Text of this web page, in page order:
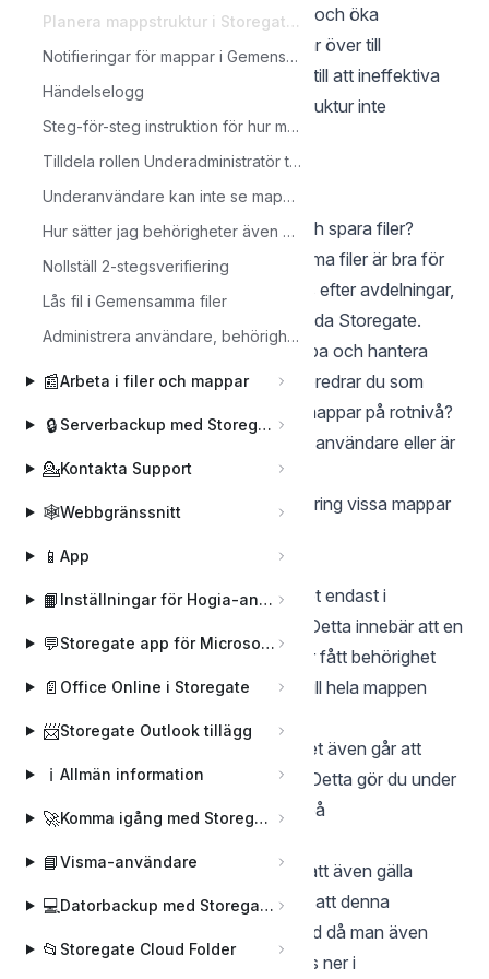
Planera mappstruktur i Storegate Multi
Notifieringar för mappar i Gemensamma Filer
Händelselogg
Steg-för-steg instruktion för hur man aktiverar Entra ID integration med Storegate
Tilldela rollen Underadministratör till en användare
Underanvändare kan inte se mapp på gemensamma filer?
Hur sätter jag behörigheter även på undermappar i ett Multi-konto?
Nollställ 2-stegsverifiering
Lås fil i Gemensamma filer
Administrera användare, behörigheter och grupper
📰Arbeta i filer och mappar
🔒 Serverbackup med Storegate Pro Backup
💁Kontakta Support
🕸️Webbgränssnitt
📱 App
📙 Inställningar för Hogia-användare
💬 Storegate app för Microsoft Teams
📄 Office Online i Storegate
📨Storegate Outlook tillägg
ℹ️ Allmän information
🚀 Komma igång med Storegate
📘Visma-användare
💻 Datorbackup med Storegate Online Backup
📂 Storegate Cloud Folder
kommer göra det lättare att navigera och öka
användarnas produktivitet. När du går över till
Storegate är det ett bra tillfälle att se till att ineffektiva
arbetsflöden från en tidigare mappstruktur inte
upprepas.
Att tänka på innan du utformar
mappstrukturen:
Vem och vilka ska skriva, redigera och spara filer?
Vilka mappar på rotnivå i Gemensamma filer är bra för
din organisation? Detta kan utformas efter avdelningar,
regioner eller grupper som ska använda Storegate.
Får dina användare möjlighet att skapa och hantera
sina egna mappar på rotnivå? Eller föredrar du som
admin att äga (och kontrollera) alla mappar på rotnivå?
Behövs olika behörigheter sättas för användare eller är
grupper bättre?
Finns det särskilda säkerhetsbehov kring vissa mappar
Grundläggande mappstruktur:
För enkelhetens skull sätts behörighet endast i
rotkatalogen på Gemensamma filer. Detta innebär att en
underanvändare som exempelvis har fått behörighet
Skriv i en mapp har Skrivbehörighet till hela mappen
inklusive dess undermappar.
Det finns möjlighet att ändra så att det även går att
sätta behörigheter på undermappar
. Detta gör du under
”Konto” –> ”Inställningar” inloggad på
Här kan du utöka behörigheterna till att även gälla
mappar under rotnivå. OBS! Tänk på att denna
inställning gör tjänsten mer avancerad då man även
måste hantera behörigheter som ärvs ner i